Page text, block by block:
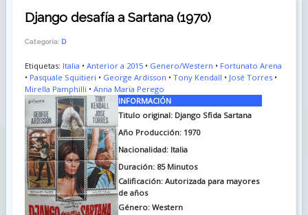
Django desafía a Sartana (1970)
Categoría: D
Etiquetas: Italia • Anterior a 2015• Genero/Western • Fortunato Arena
• Pasquale Squitieri • George Ardisson • Tony Kendall • José Torres•
Mirella Pamphilli • Anna Maria Perego
INFORMACIÓN
Titulo original: Django Sfida Sartana
Año Producción: 1970
Nacionalidad: Italia
Duración: 85 Minutos
Calificación: Autorizada para mayores
de años
Género: Western